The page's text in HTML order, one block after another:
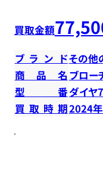
買取金額
ブランドその他
商品名 ブロー
型番ダイヤ
買取時期2024